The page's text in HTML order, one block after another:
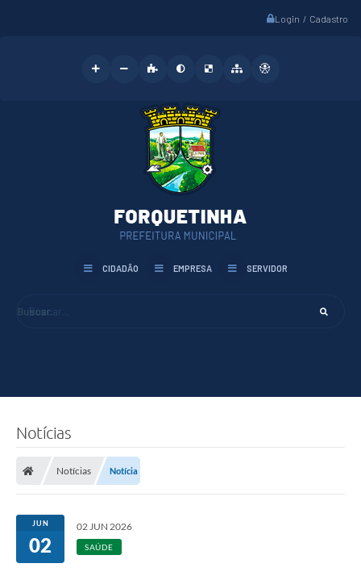
Login / Cadastro
Buscar...
CIDADÃO EMPRESA SERVIDOR
Notícias
Notícias Notícia
JUN
02
02 JUN 2026
SAÚDE